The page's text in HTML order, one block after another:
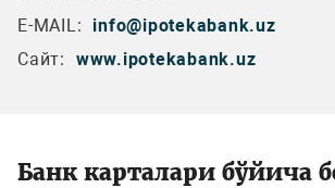
E-MAIL:
info@ipotekabank.uz
Сайт:
www.ipotekabank.uz
Банк карталари бўйича